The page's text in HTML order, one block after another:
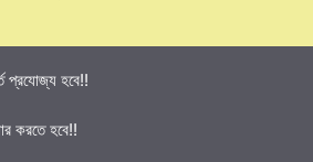
প্রযোজ্য হবে!!
করতে হবে!!